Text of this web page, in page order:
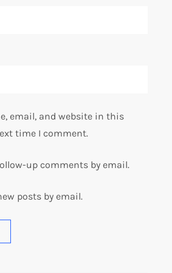
email, and website in this
time I comment.
up comments by email.
posts by email.